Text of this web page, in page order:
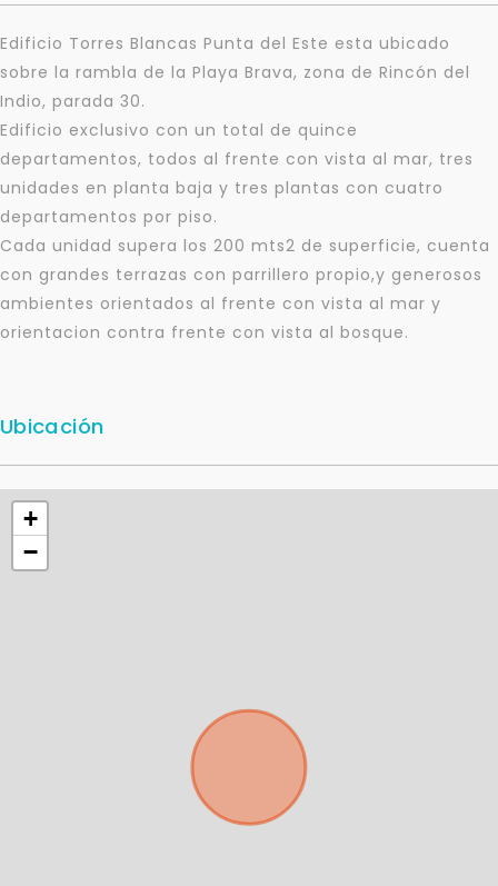
Edificio Torres Blancas Punta del Este esta ubicado
sobre la rambla de la Playa Brava, zona de Rincón del
Indio, parada 30.
Edificio exclusivo con un total de quince
departamentos, todos al frente con vista al mar, tres
unidades en planta baja y tres plantas con cuatro
departamentos por piso.
Cada unidad supera los 200 mts2 de superficie, cuenta
con grandes terrazas con parrillero propio,y generosos
ambientes orientados al frente con vista al mar y
orientacion contra frente con vista al bosque.
Ubicación
+
−
Déjanos tus datos para identificar tu consulta en el
sistema de gestión de clientes.